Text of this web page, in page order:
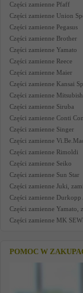
Części zamienne Pfaff
Części zamienne Union
Części zamienne Pegasus
Części zamienne Brother
Części zamienne Yamato
Części zamienne Reece
Części zamienne Maier
Części zamienne Kansai
Części zamienne
Części zamienne Siruba
Części zamienne Conti
Części zamienne Singer
Części zamienne
Części zamienne Rimoldi
Części zamienne Seiko
Części zamienne Sun Star
Części zamienne Juki,
Części zamienne
Części zamienne Yamato,
Części zamienne MK
POMOC W